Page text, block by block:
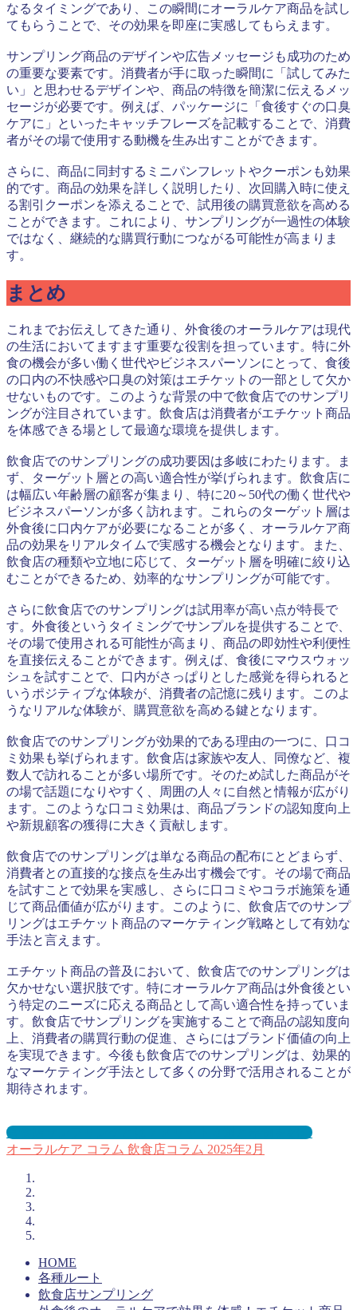
なるタイミングであり、この瞬間にオーラルケア商品を試し
てもらうことで、その効果を即座に実感してもらえます。
サンプリング商品のデザインや広告メッセージも成功のため
の重要な要素です。消費者が手に取った瞬間に「試してみた
い」と思わせるデザインや、商品の特徴を簡潔に伝えるメッ
セージが必要です。例えば、パッケージに「食後すぐの口臭
ケアに」といったキャッチフレーズを記載することで、消費
者がその場で使用する動機を生み出すことができます。
さらに、商品に同封するミニパンフレットやクーポンも効果
的です。商品の効果を詳しく説明したり、次回購入時に使え
る割引クーポンを添えることで、試用後の購買意欲を高める
ことができます。これにより、サンプリングが一過性の体験
ではなく、継続的な購買行動につながる可能性が高まりま
す。
まとめ
これまでお伝えしてきた通り、外食後のオーラルケアは現代
の生活においてますます重要な役割を担っています。特に外
食の機会が多い働く世代やビジネスパーソンにとって、食後
の口内の不快感や口臭の対策はエチケットの一部として欠か
せないものです。このような背景の中で飲食店でのサンプリ
ングが注目されています。飲食店は消費者がエチケット商品
を体感できる場として最適な環境を提供します。
飲食店でのサンプリングの成功要因は多岐にわたります。ま
ず、ターゲット層との高い適合性が挙げられます。飲食店に
は幅広い年齢層の顧客が集まり、特に20～50代の働く世代や
ビジネスパーソンが多く訪れます。これらのターゲット層は
外食後に口内ケアが必要になることが多く、オーラルケア商
品の効果をリアルタイムで実感する機会となります。また、
飲食店の種類や立地に応じて、ターゲット層を明確に絞り込
むことができるため、効率的なサンプリングが可能です。
さらに飲食店でのサンプリングは試用率が高い点が特長で
す。外食後というタイミングでサンプルを提供することで、
その場で使用される可能性が高まり、商品の即効性や利便性
を直接伝えることができます。例えば、食後にマウスウォッ
シュを試すことで、口内がさっぱりとした感覚を得られると
いうポジティブな体験が、消費者の記憶に残ります。このよ
うなリアルな体験が、購買意欲を高める鍵となります。
飲食店でのサンプリングが効果的である理由の一つに、口コ
ミ効果も挙げられます。飲食店は家族や友人、同僚など、複
数人で訪れることが多い場所です。そのため試した商品がそ
の場で話題になりやすく、周囲の人々に自然と情報が広がり
ます。このような口コミ効果は、商品ブランドの認知度向上
や新規顧客の獲得に大きく貢献します。
飲食店でのサンプリングは単なる商品の配布にとどまらず、
消費者との直接的な接点を生み出す機会です。その場で商品
を試すことで効果を実感し、さらに口コミやコラボ施策を通
じて商品価値が広がります。このように、飲食店でのサンプ
リングはエチケット商品のマーケティング戦略として有効な
手法と言えます。
エチケット商品の普及において、飲食店でのサンプリングは
欠かせない選択肢です。特にオーラルケア商品は外食後とい
う特定のニーズに応える商品として高い適合性を持っていま
す。飲食店でサンプリングを実施することで商品の認知度向
上、消費者の購買行動の促進、さらにはブランド価値の向上
を実現できます。今後も飲食店でのサンプリングは、効果的
なマーケティング手法として多くの分野で活用されることが
期待されます。
飲食店サンプリングとは？メリット３選と事例を紹介
オーラルケア コラム 飲食店コラム 2025年2月
HOME
各種ルート
飲食店サンプリング